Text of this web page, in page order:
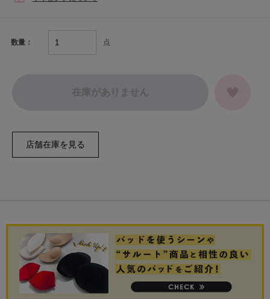
数量： 点
在庫がありません